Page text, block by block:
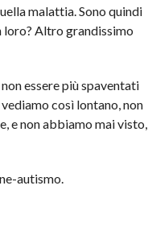
malattia. Sono quindi
loro? Altro grandissimo
essere più spaventati
così lontano, non
e non abbiamo mai visto,
autismo.